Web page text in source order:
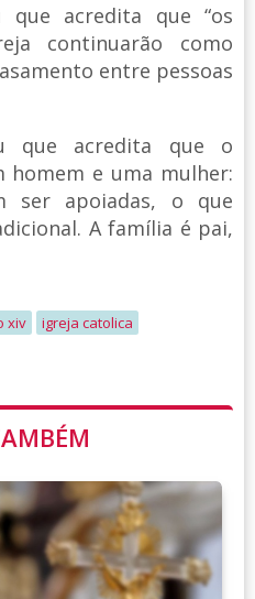
que acredita que “os
continuarão como
entre pessoas
que acredita que o
homem e uma mulher:
ser apoiadas, o que
A família é pai,
xiv igreja catolica